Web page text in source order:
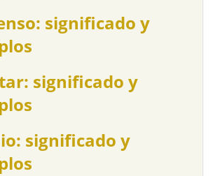
significado y
significado y
significado y